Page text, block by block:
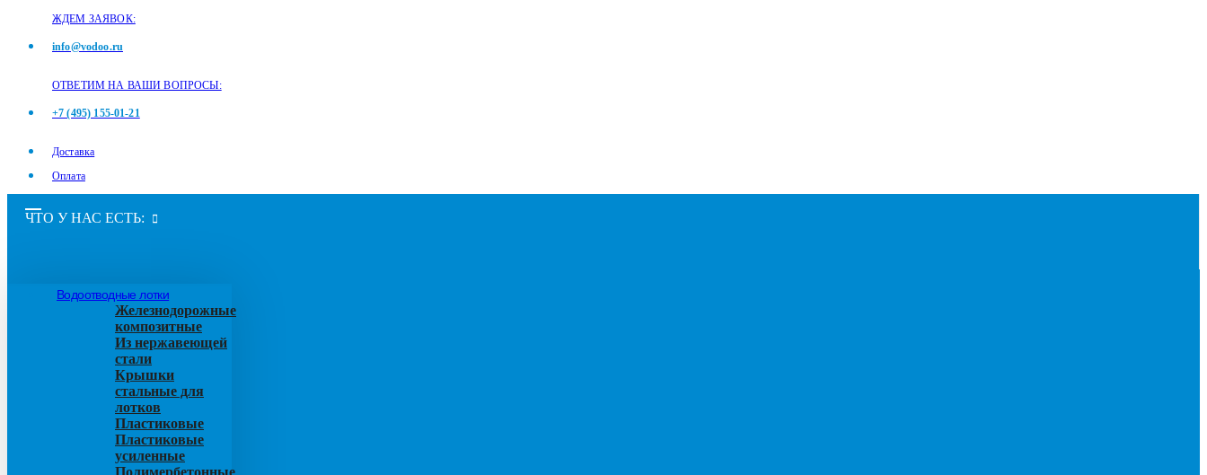
ЖДЕМ ЗАЯВОК:
info@vodoo.ru
ОТВЕТИМ НА ВАШИ ВОПРОСЫ:
+7 (495) 155-01-21
Доставка
Оплата
ЧТО У НАС ЕСТЬ:
Водоотводные лотки
Железнодорожные
композитные
Из нержавеющей
стали
Крышки
стальные для
лотков
Пластиковые
Пластиковые
усиленные
Полимербетонные